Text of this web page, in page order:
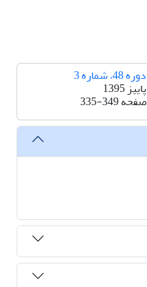
دوره 48، شماره 3
پاییز 1395
صفحه335-349